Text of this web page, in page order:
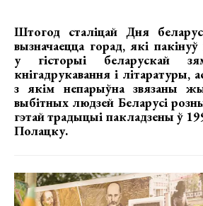
Штогод сталіцай Дня
вызначаецца горад, які
у гісторыі беларускай
кнігадрукавання і літаратуры,
з якім непарыўна звязаны
выбітных людзей Беларусі
гэтай традыцыі пакладзены ў
Полацку.